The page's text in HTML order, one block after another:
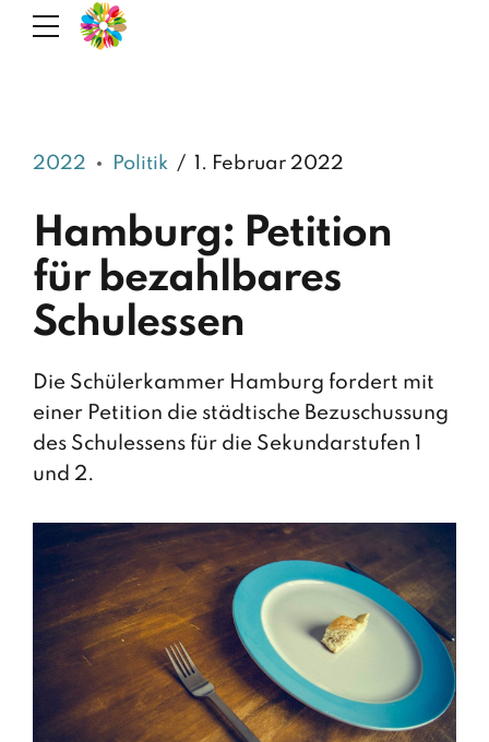
2022 Politik 1. Februar 2022
Hamburg: Petition
für bezahlbares
Schulessen
Die Schülerkammer Hamburg fordert mit
einer Petition die städtische Bezuschussung
des Schulessens für die Sekundarstufen 1
und 2.